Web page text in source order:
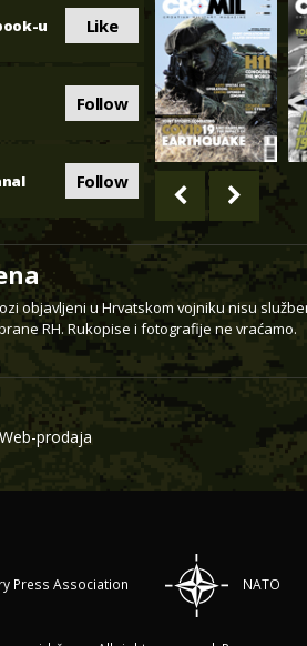
u Like
Follow
Follow
objavljeni u Hrvatskom vojniku nisu
RH. Rukopise i fotografije ne vraćamo.
Web-prodaja
Press Association NATO